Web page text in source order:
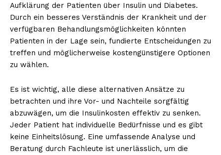
Aufklärung der Patienten über Insulin und Diabetes.
Durch ein besseres Verständnis der Krankheit und der
verfügbaren Behandlungsmöglichkeiten könnten
Patienten in der Lage sein, fundierte Entscheidungen zu
treffen und möglicherweise kostengünstigere Optionen
zu wählen.
Es ist wichtig, alle diese alternativen Ansätze zu
betrachten und ihre Vor- und Nachteile sorgfältig
abzuwägen, um die Insulinkosten effektiv zu senken.
Jeder Patient hat individuelle Bedürfnisse und es gibt
keine Einheitslösung. Eine umfassende Analyse und
Beratung durch Fachleute ist unerlässlich, um die